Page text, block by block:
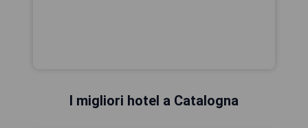
I migliori hotel a Catalogna